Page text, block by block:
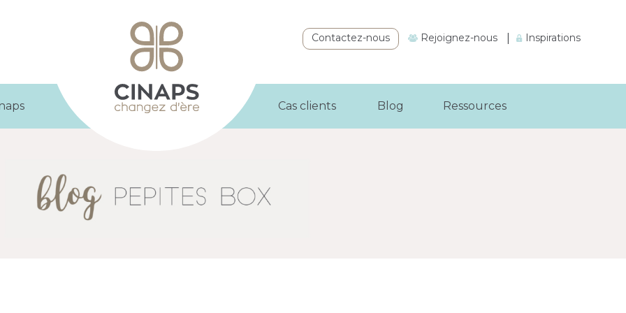
Contactez-nous Rejoignez-nous Inspirations
Cas clients Blog Ressources